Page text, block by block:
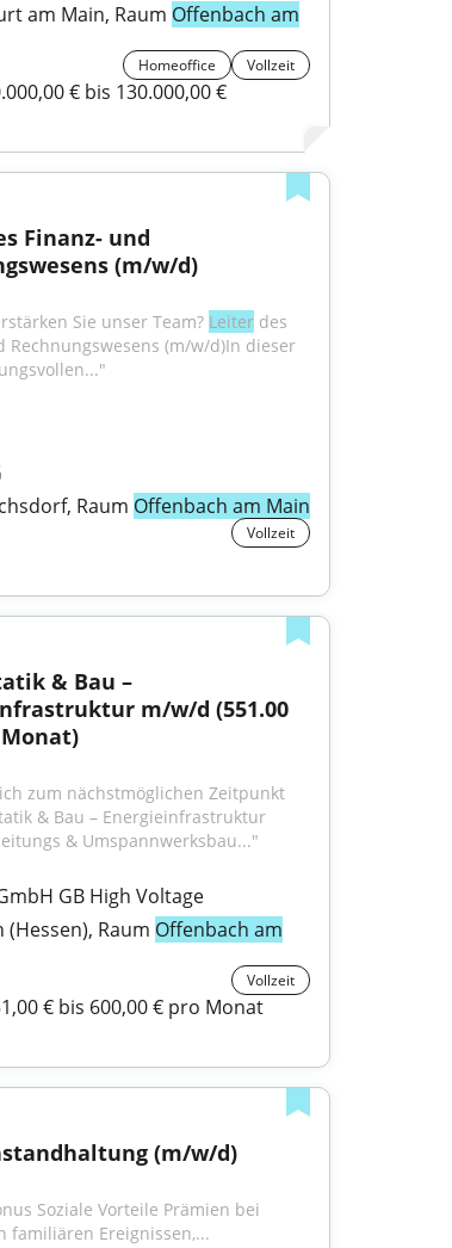
am Main, Raum Offenbach am
Homeoffice Vollzeit
€ bis 130.000,00 €
Finanz- und
(m/w/d)
Sie unser Team? Leiter des
Rechnungswesens (m/w/d)In dieser
Raum Offenbach am Main
Vollzeit
& Bau –
m/w/d (551.00
Monat)
zum nächstmöglichen Zeitpunkt
& Bau – Energieinfrastruktur
& Umspannwerksbau..."
GB High Voltage
(Hessen), Raum Offenbach am
Vollzeit
€ bis 600,00 € pro Monat
(m/w/d)
Soziale Vorteile Prämien bei
familiären Ereignissen,...